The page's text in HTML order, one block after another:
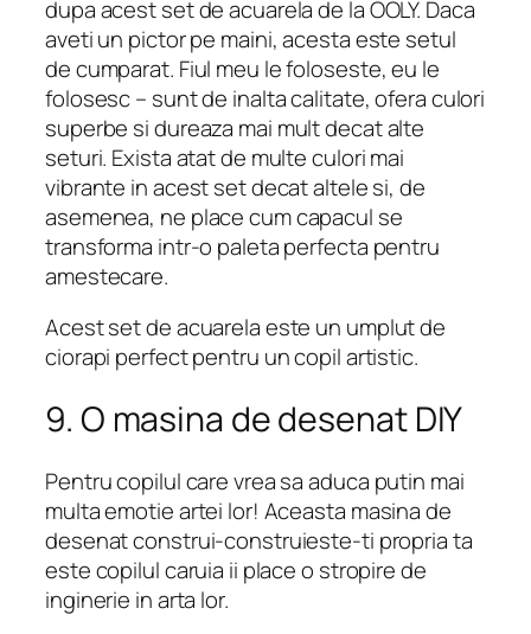
dupa acest set de acuarela de la OOLY. Daca
aveti un pictor pe maini, acesta este setul
de cumparat. Fiul meu le foloseste, eu le
folosesc – sunt de inalta calitate, ofera culori
superbe si dureaza mai mult decat alte
seturi. Exista atat de multe culori mai
vibrante in acest set decat altele si, de
asemenea, ne place cum capacul se
transforma intr-o paleta perfecta pentru
amestecare.
Acest set de acuarela este un umplut de
ciorapi perfect pentru un copil artistic.
9. O masina de desenat DIY
Pentru copilul care vrea sa aduca putin mai
multa emotie artei lor! Aceasta masina de
desenat construi-construieste-ti propria ta
este copilul caruia ii place o stropire de
inginerie in arta lor.